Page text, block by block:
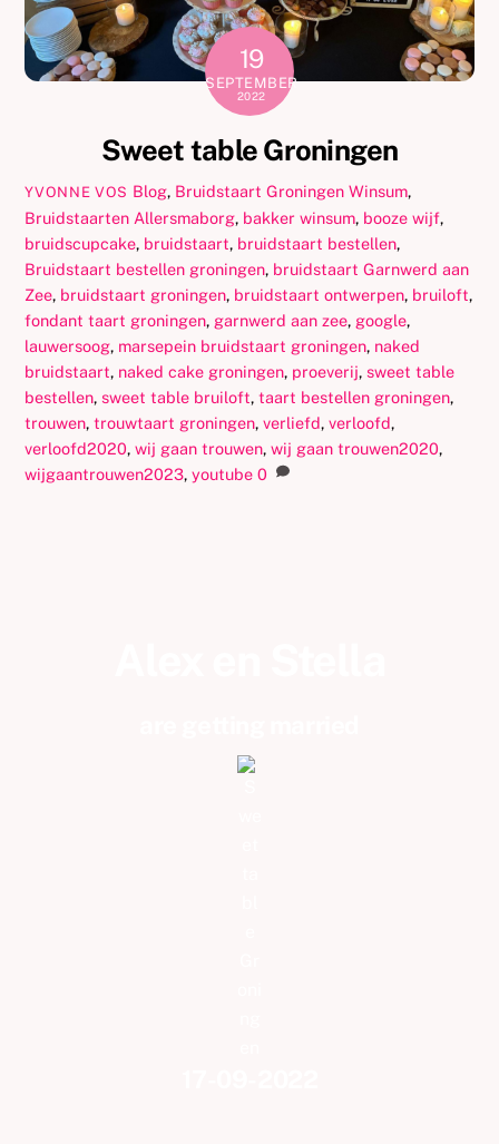
19
SEPTEMBER
2022
Sweet table Groningen
YVONNE VOS Blog, Bruidstaart Groningen Winsum,
Bruidstaarten Allersmaborg, bakker winsum, booze wijf,
bruidscupcake, bruidstaart, bruidstaart bestellen,
Bruidstaart bestellen groningen, bruidstaart Garnwerd aan
Zee, bruidstaart groningen, bruidstaart ontwerpen, bruiloft,
fondant taart groningen, garnwerd aan zee, google,
lauwersoog, marsepein bruidstaart groningen, naked
bruidstaart, naked cake groningen, proeverij,sweet table
bestellen,sweet table bruiloft,taart bestellen groningen,
trouwen,trouwtaart groningen,verliefd,verloofd,
verloofd2020,wij gaan trouwen,wij gaan trouwen2020,
wijgaantrouwen2023,youtube 0